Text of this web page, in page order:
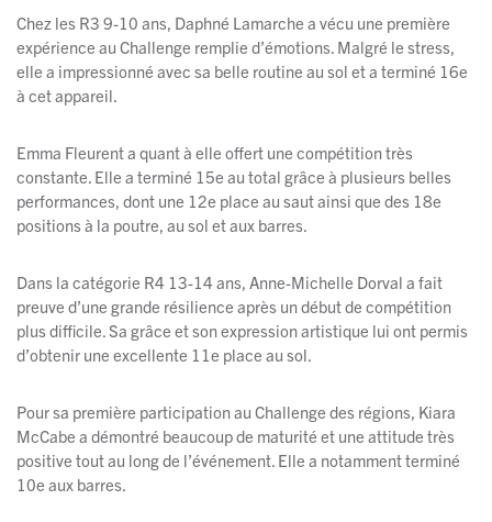
Chez les R3 9-10 ans, Daphné Lamarche a vécu une première
expérience au Challenge remplie d’émotions. Malgré le stress,
elle a impressionné avec sa belle routine au sol et a terminé 16e
à cet appareil.
Emma Fleurent a quant à elle offert une compétition très
constante. Elle a terminé 15e au total grâce à plusieurs belles
performances, dont une 12e place au saut ainsi que des 18e
positions à la poutre, au sol et aux barres.
Dans la catégorie R4 13-14 ans, Anne-Michelle Dorval a fait
preuve d’une grande résilience après un début de compétition
plus difficile. Sa grâce et son expression artistique lui ont permis
d’obtenir une excellente 11e place au sol.
Pour sa première participation au Challenge des régions, Kiara
McCabe a démontré beaucoup de maturité et une attitude très
positive tout au long de l’événement. Elle a notamment terminé
10e aux barres.